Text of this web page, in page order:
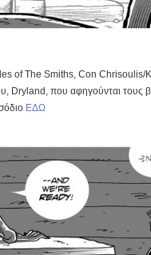
of The Smiths, Con Chrisoulis/
Dryland, που αφηγούνται τους
ΕΔΩ